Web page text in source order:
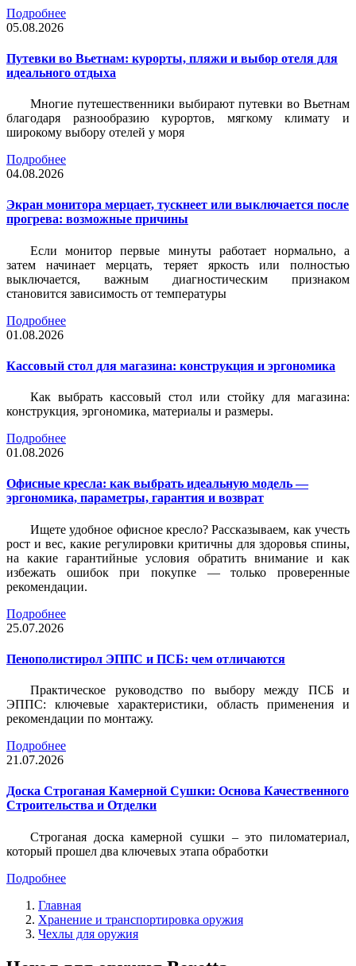
Подробнее
05.08.2026
Путевки во Вьетнам: курорты, пляжи и выбор отеля для
идеального отдыха
Многие путешественники выбирают путевки во Вьетнам
благодаря разнообразию курортов, мягкому климату и
широкому выбору отелей у моря
Подробнее
04.08.2026
Экран монитора мерцает, тускнеет или выключается после
прогрева: возможные причины
Если монитор первые минуты работает нормально, а
затем начинает мерцать, теряет яркость или полностью
выключается, важным диагностическим признаком
становится зависимость от температуры
Подробнее
01.08.2026
Кассовый стол для магазина: конструкция и эргономика
Как выбрать кассовый стол или стойку для магазина:
конструкция, эргономика, материалы и размеры.
Подробнее
01.08.2026
Офисные кресла: как выбрать идеальную модель —
эргономика, параметры, гарантия и возврат
Ищете удобное офисное кресло? Рассказываем, как учесть
рост и вес, какие регулировки критичны для здоровья спины,
на какие гарантийные условия обратить внимание и как
избежать ошибок при покупке — только проверенные
рекомендации.
Подробнее
25.07.2026
Пенополистирол ЭППС и ПСБ: чем отличаются
Практическое руководство по выбору между ПСБ и
ЭППС: ключевые характеристики, область применения и
рекомендации по монтажу.
Подробнее
21.07.2026
Доска Строганая Камерной Сушки: Основа Качественного
Строительства и Отделки
Строганая доска камерной сушки – это пиломатериал,
который прошел два ключевых этапа обработки
Подробнее
Главная
Хранение и транспортировка оружия
Чехлы для оружия